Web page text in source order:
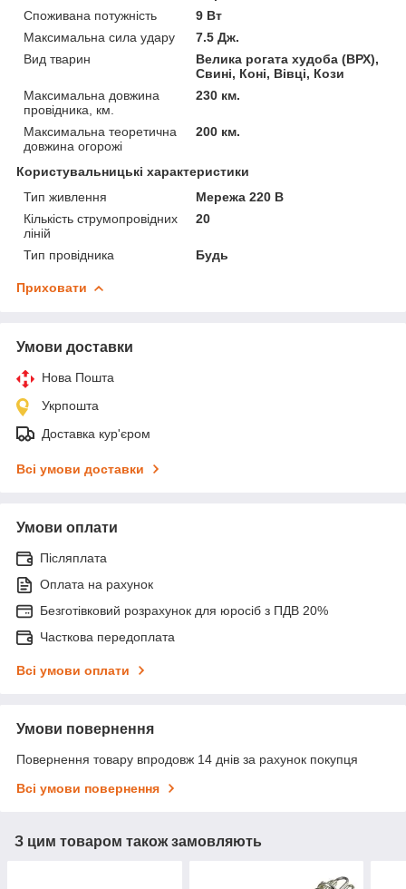
Споживана потужність
9 Вт
Максимальна сила удару
7.5 Дж.
Вид тварин
Велика рогата худоба (ВРХ),
Свині, Коні, Вівці, Кози
Максимальна довжина
провідника, км.
230 км.
Максимальна теоретична
довжина огорожі
200 км.
Користувальницькі характеристики
Тип живлення
Мережа 220 В
Кількість струмопровідних
ліній
20
Тип провідника Будь
Приховати
Умови доставки
Нова Пошта
Укрпошта
Доставка кур'єром
Всі умови доставки
Умови оплати
Післяплата
Оплата на рахунок
Безготівковий розрахунок для юросіб з ПДВ 20%
Часткова передоплата
Всі умови оплати
Умови повернення
Повернення товару впродовж 14 днів за рахунок покупця
Всі умови повернення
З цим товаром також замовляють